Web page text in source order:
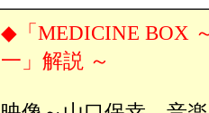
◆「MEDICINE BOX
一」解説 ～